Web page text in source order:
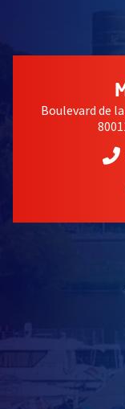
Boulevard de